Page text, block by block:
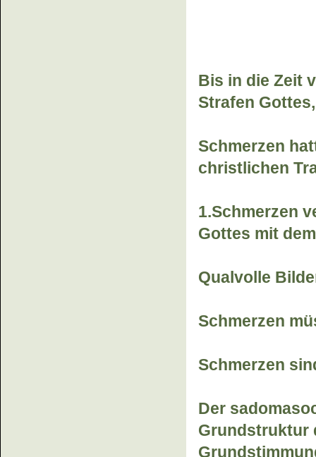
Bis in die Zeit
Strafen
Schmerzen
christlichen
1.Schmerzen
Gottes mit
Qualvolle
Schmerzen
Schmerzen
Der
Grundstruktur